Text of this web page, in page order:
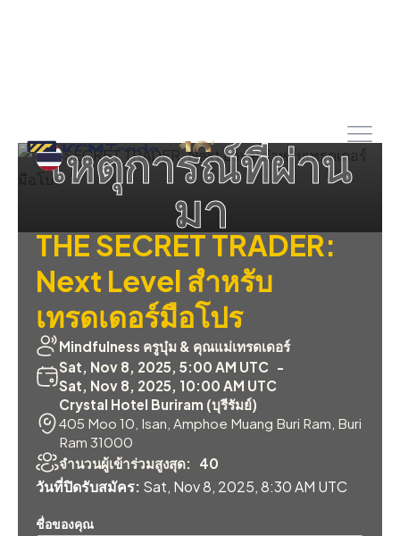
THE SECRET TRADER:
Next Level สำหรับ
เทรดเดอร์มือโปร
Mindfulness ครูบุ๋ม & คุณแม่เทรดเดอร์
Sat, Nov 8, 2025, 5:00 AM UTC -
Sat, Nov 8, 2025, 10:00 AM UTC
Crystal Hotel Buriram (บุรีรัมย์)
405 Moo 10, Isan, Amphoe Muang Buri Ram, Buri
Ram 31000
จำนวนผู้เข้าร่วมสูงสุด:
40
วันที่ปิดรับสมัคร: Sat, Nov 8, 2025, 8:30 AM UTC
ชื่อของคุณ
เหตุการณ์ที่ผ่าน
มา